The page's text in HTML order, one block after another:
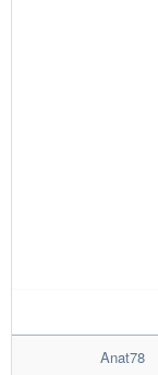
Anat78